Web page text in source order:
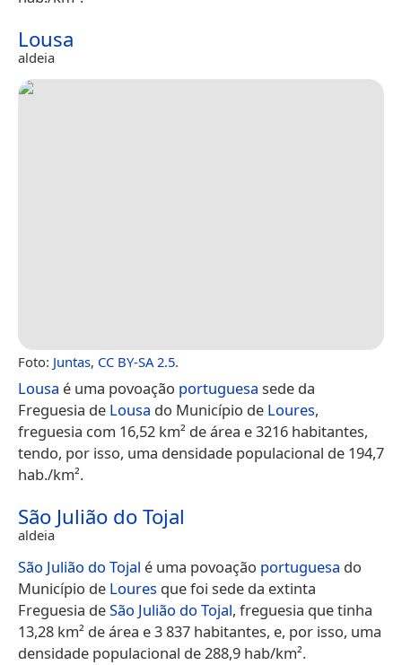
Lousa
aldeia
Foto: Juntas, CC BY-SA 2.5.
Lousa é uma povoação portuguesa sede da
Freguesia de Lousa do Município de Loures,
freguesia com 16,52 km² de área e 3216 habitantes,
tendo, por isso, uma densidade populacional de 194,7
hab./km².
São Julião do Tojal
aldeia
São Julião do Tojal é uma povoação portuguesa do
Município de Loures que foi sede da extinta
Freguesia deSão Julião do Tojal, freguesia que tinha
13,28 km² de área e 3 837 habitantes, e, por isso, uma
densidade populacional de 288,9 hab/km².